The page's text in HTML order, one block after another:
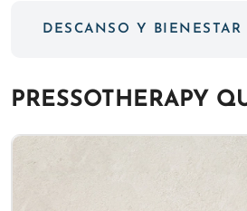
DESCANSO Y BIENESTAR
PRESSOTHERAPY